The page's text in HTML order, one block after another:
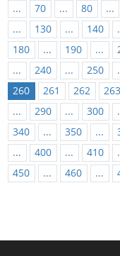
...
70 ... 80 ...
...
130 ... 140
180
... 190 ...
...
240 ... 250
260
261 262 263
...
290 ... 300
340
... 350 ...
...
400 ... 410
450
... 460 ...